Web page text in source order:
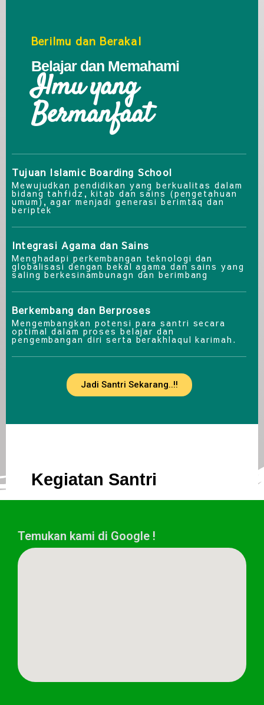
Berilmu dan Berakal
Belajar dan Memahami
Ilmu yang
Bermanfaat
Tujuan Islamic Boarding School
Mewujudkan pendidikan yang berkualitas dalam
bidang tahfidz, kitab dan sains (pengetahuan
umum), agar menjadi generasi berimtaq dan
beriptek
Integrasi Agama dan Sains
Menghadapi perkembangan teknologi dan
globalisasi dengan bekal agama dan sains yang
saling berkesinambunagn dan berimbang
Berkembang dan Berproses
Mengembangkan potensi para santri secara
optimal dalam proses belajar dan
pengembangan diri serta berakhlaqul karimah.
Jadi Santri Sekarang..!!
Kegiatan Santri
Temukan kami di Google !